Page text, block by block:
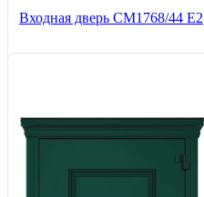
Входная дверь СМ1768/44 Е2